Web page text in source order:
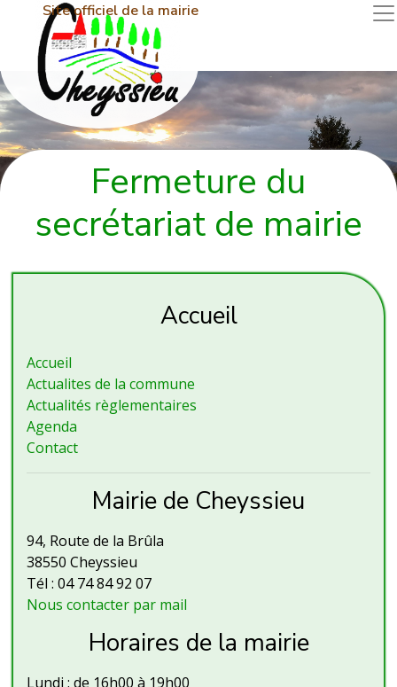
Site officiel de la mairie
Fermeture du
secrétariat de mairie
Accueil
Accueil
Actualites de la commune
Actualités règlementaires
Agenda
Contact
Mairie de Cheyssieu
94, Route de la Brûla
38550 Cheyssieu
Tél : 04 74 84 92 07
Nous contacter par mail
Horaires de la mairie
Lundi : de 16h00 à 19h00